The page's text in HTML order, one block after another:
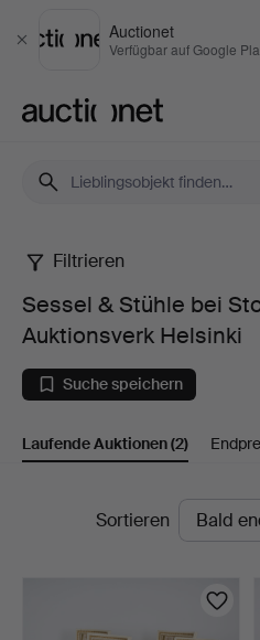
Schließen
Auctionet
Verfügbar auf Google
Sessel
Stühle
bei
Auktionsverk
Filtrieren
Sessel & Stühle bei
Auktionsverk Helsinki
Suche speichern
Laufende Auktionen(2)
LaufendeSortieren